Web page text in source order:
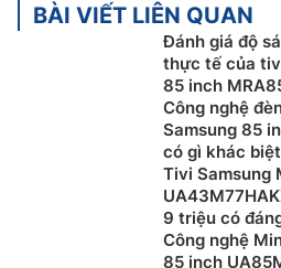
BÀI VIẾT LIÊN QUAN
Đánh giá độ
thực tế của
85 inch
Công nghệ
Samsung 85
có gì khác
Tivi Samsung
9 triệu có
Công nghệ
85 inch